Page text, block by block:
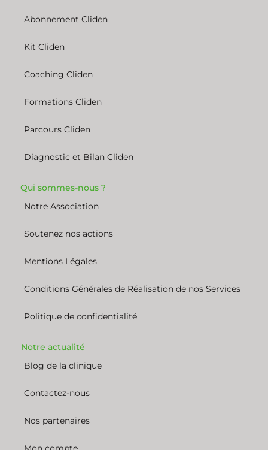
Abonnement Cliden
Kit Cliden
Coaching Cliden
Formations Cliden
Parcours Cliden
Diagnostic et Bilan Cliden
Qui sommes-nous ?
Notre Association
Soutenez nos actions
Mentions Légales
Conditions Générales de Réalisation de nos Services
Politique de confidentialité
Notre actualité
Blog de la clinique
Contactez-nous
Nos partenaires